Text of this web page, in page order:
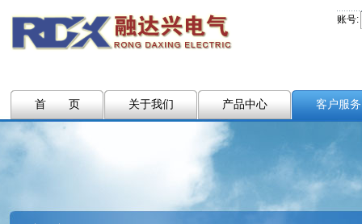
账号:
首 页 关于我们 产品中心 客户服务